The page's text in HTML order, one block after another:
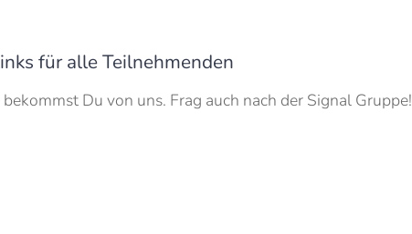
für alle Teilnehmenden
Du von uns. Frag auch nach der Signal Gruppe!